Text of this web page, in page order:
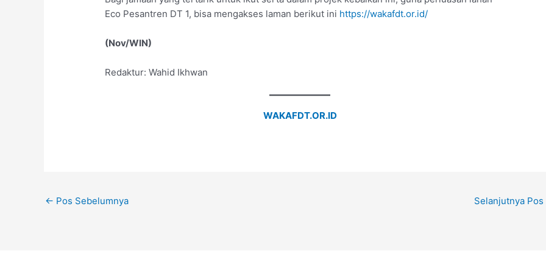
Eco Pesantren DT 1, bisa mengakses laman berikut ini https://wakafdt.or.id/
(Nov/WIN)
Redaktur: Wahid Ikhwan
WAKAFDT.OR.ID
← Pos Sebelumnya Selanjutnya Pos